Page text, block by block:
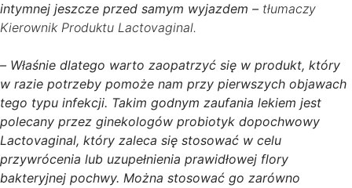
intymnej jeszcze przed samym wyjazdem – tłumaczy
Kierownik Produktu Lactovaginal.
– Właśnie dlatego warto zaopatrzyć się w produkt, który
w razie potrzeby pomoże nam przy pierwszych objawach
tego typu infekcji. Takim godnym zaufania lekiem jest
polecany przez ginekologów probiotyk dopochwowy
Lactovaginal, który zaleca się stosować w celu
przywrócenia lub uzupełnienia prawidłowej flory
bakteryjnej pochwy. Można stosować go zarówno